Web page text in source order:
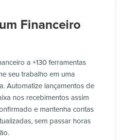
Financeiro
a +130 ferramentas
seu trabalho em uma
Automatize lançamentos de
nos recebimentos assim
e mantenha contas
sem passar horas